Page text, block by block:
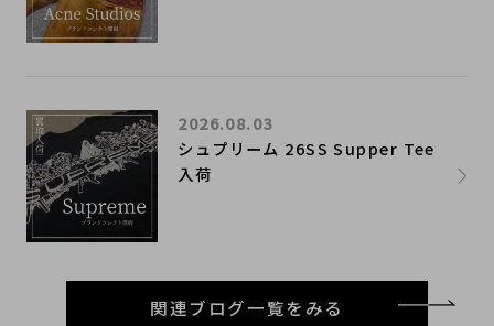
シュプリーム 26SS Supper Tee
入荷
2026.08.03
関連ブログ一覧をみる